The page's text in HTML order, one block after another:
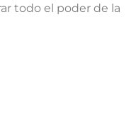
todo el poder de la